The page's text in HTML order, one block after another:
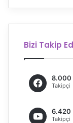
Bizi Takip
8.000
Takipçi
6.420
Takipçi